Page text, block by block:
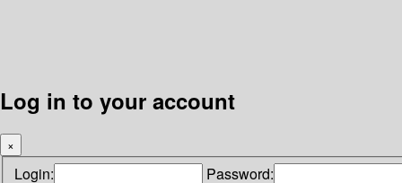
Log in to your account
×
Login: Password: